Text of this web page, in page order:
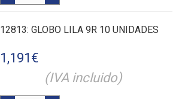
12813: GLOBO LILA 9R 10 UNIDADES
1,191 €
(IVA incluido)